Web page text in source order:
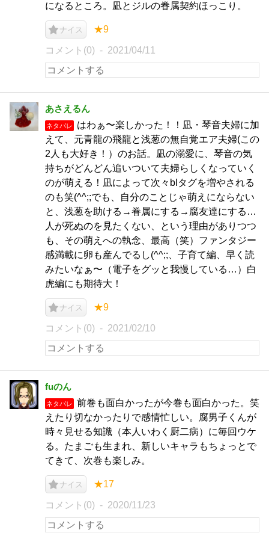
になるところ。凪とジルの眷属契約ほっこり。
ナイス ★9
コメント(0) 2021/04/11
あさえるん
ネタバレ
はわぁ〜楽しかった！！凪・琴音夫婦に加
えて、元青龍の飛龍と浅葱の無自覚エア夫婦(この
2人も大好き！）のお話。凪の溺愛に、琴音の気
持ちがどんどん追いついて夫婦らしくなっていく
のが萌える！凪によって次々blタグを増やされる
のも笑(^^;;でも、自分のことじゃ萌えにならない
と、浅葱を助ける→眷属にする→腐友達にする…
人が死ぬのを見たくない、という理由がありつつ
も、その萌えへの執念、最高（笑）ファンタジー
感満載に卵も産んでるし(^^;;、子育て編、早く読
みたいなぁ〜（電子をグッと我慢している…）白
虎編にも期待大！
ナイス ★9
コメント(0) 2021/02/10
fuのん
ネタバレ
前巻も面白かったが今巻も面白かった。笑
えたり切なかったりで感情忙しい。腐男子くんが
時々見せる知識（本人いわく厨二病）に毎回ウケ
る。たまごも生まれ、新しいキャラもちょっとで
てきて、次巻も楽しみ。
ナイス ★17
コメント(0) 2020/11/23